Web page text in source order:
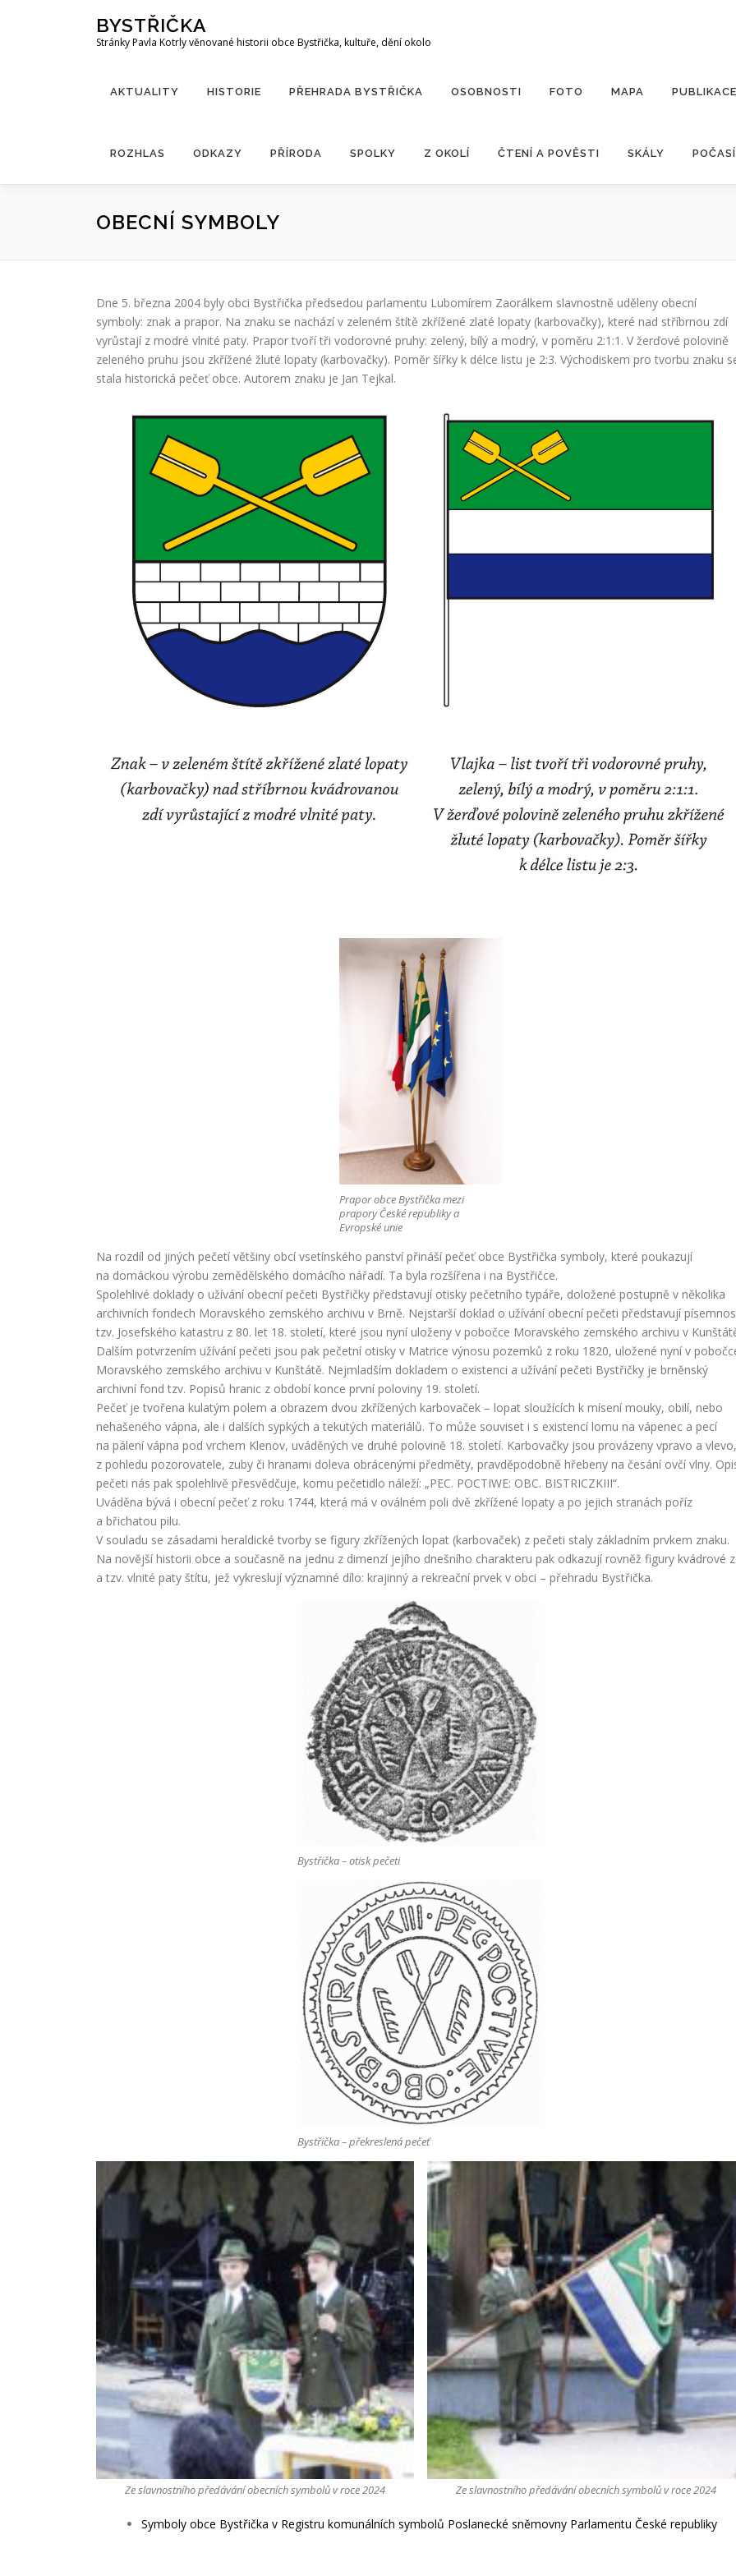
BYSTŘIČKA
Stránky Pavla Kotrly věnované historii obce Bystřička, kultuře, dění okolo
AKTUALITY HISTORIE PŘEHRADA BYSTŘIČKA OSOBNOSTI FOTO MAPA PUBLIKACE
ROZHLAS ODKAZY PŘÍRODA SPOLKY Z OKOLÍ ČTENÍ A POVĚSTI SKÁLY POČASÍ
OBECNÍ SYMBOLY
Dne 5. března 2004 byly obci Bystřička předsedou parlamentu Lubomírem Zaorálkem slavnostně uděleny obecní
symboly: znak a prapor. Na znaku se nachází v zeleném štítě zkřížené zlaté lopaty (karbovačky), které nad stříbrnou zdí
vyrůstají z modré vlnité paty. Prapor tvoří tři vodorovné pruhy: zelený, bílý a modrý, v poměru 2:1:1. V žerďové polovině
zeleného pruhu jsou zkřížené žluté lopaty (karbovačky). Poměr šířky k délce listu je 2:3. Východiskem pro tvorbu znaku
stala historická pečeť obce. Autorem znaku je Jan Tejkal.
Prapor obce Bystřička mezi
prapory České republiky a
Evropské unie
Na rozdíl od jiných pečetí většiny obcí vsetínského panství přináší pečeť obce Bystřička symboly, které poukazují
na domáckou výrobu zemědělského domácího nářadí. Ta byla rozšířena i na Bystřičce.
Spolehlivé doklady o užívání obecní pečeti Bystřičky představují otisky pečetního typáře, doložené postupně v několika
archivních fondech Moravského zemského archivu v Brně. Nejstarší doklad o užívání obecní pečeti představují
tzv. Josefského katastru z 80. let 18. století, které jsou nyní uloženy v pobočce Moravského zemského archivu v
Dalším potvrzením užívání pečeti jsou pak pečetní otisky v Matrice výnosu pozemků z roku 1820, uložené nyní v
Moravského zemského archivu v Kunštátě. Nejmladším dokladem o existenci a užívání pečeti Bystřičky je brněnský
archivní fond tzv. Popisů hranic z období konce první poloviny 19. století.
Pečeť je tvořena kulatým polem a obrazem dvou zkřížených karbovaček – lopat sloužících k mísení mouky, obilí, nebo
nehašeného vápna, ale i dalších sypkých a tekutých materiálů. To může souviset i s existencí lomu na vápenec a pecí
na pálení vápna pod vrchem Klenov, uváděných ve druhé polovině 18. století. Karbovačky jsou provázeny vpravo a vlevo,
z pohledu pozorovatele, zuby či hranami doleva obrácenými předměty, pravděpodobně hřebeny na česání ovčí vlny.
pečeti nás pak spolehlivě přesvědčuje, komu pečetidlo náleží: „PEC. POCTIWE: OBC. BISTRICZKIII“.
Uváděna bývá i obecní pečeť z roku 1744, která má v oválném poli dvě zkřížené lopaty a po jejich stranách poříz
a břichatou pilu.
V souladu se zásadami heraldické tvorby se figury zkřížených lopat (karbovaček) z pečeti staly základním prvkem znaku.
Na novější historii obce a současně na jednu z dimenzí jejího dnešního charakteru pak odkazují rovněž figury kvádrové
a tzv. vlnité paty štítu, jež vykreslují významné dílo: krajinný a rekreační prvek v obci – přehradu Bystřička.
Bystřička – otisk pečeti
Bystřička – překreslená pečeť
Ze slavnostního předávání obecních symbolů v roce 2024 Ze slavnostního předávání obecních symbolů v roce 2024
Symboly obce Bystřička v Registru komunálních symbolů Poslanecké sněmovny Parlamentu České republiky